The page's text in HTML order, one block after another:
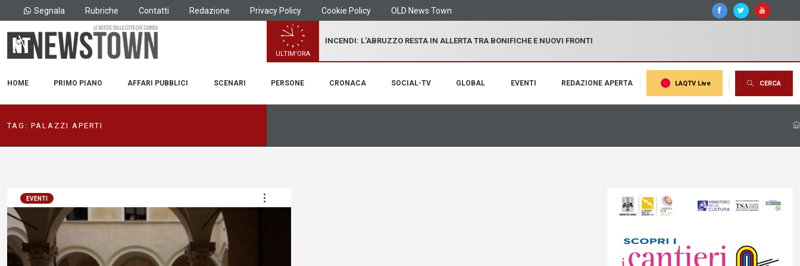
Segnala Rubriche Contatti Redazione Privacy Policy Cookie Policy OLD News Town
ULTIM'ORA
INCENDI: L'ABRUZZO RESTA IN ALLERTA TRA BONIFICHE E NUOVI FRONTI
HOME PRIMO PIANO AFFARI PUBBLICI SCENARI PERSONE CRONACA SOCIAL-TV GLOBAL EVENTI REDAZIONE APERTA LAQTV Live CERCA
TAG: PALAZZI APERTI
EVENTI